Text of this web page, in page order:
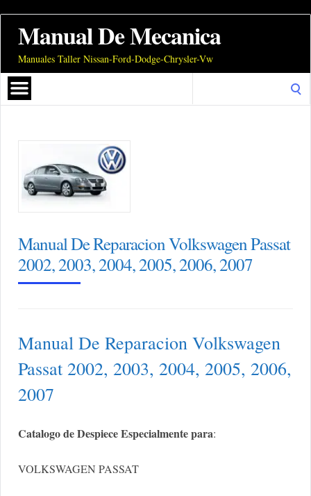
Manual De Mecanica
Manuales Taller Nissan-Ford-Dodge-Chrysler-Vw
Manual De Reparacion Volkswagen Passat
2002, 2003, 2004, 2005, 2006, 2007
Manual De Reparacion Volkswagen
Passat 2002, 2003, 2004, 2005, 2006,
2007
Catalogo de Despiece Especialmente para:
VOLKSWAGEN PASSAT